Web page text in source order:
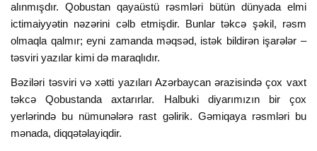
alınmışdır. Qobustan qayaüstü rəsmləri bütün dünyada elmi
ictimaiyyətin nəzərini cəlb etmişdir. Bunlar təkcə şəkil, rəsm
olmaqla qalmır; eyni zamanda məqsəd, istək bildirən işarələr –
təsviri yazılar kimi də maraqlıdır.
Bəziləri təsviri və xətti yazıları Azərbaycan ərazisində çox vaxt
təkcə Qobustanda axtarırlar. Halbuki diyarımızın bir çox
yerlərində bu nümunələrə rast gəlirik. Gəmiqaya rəsmləri bu
mənada, diqqətəlayiqdir.